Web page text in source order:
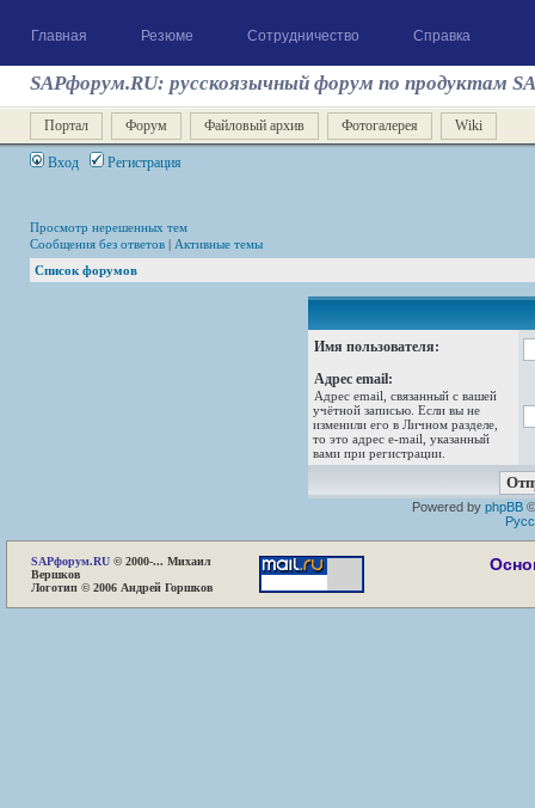
Главная Резюме Сотрудничество Справка
SAPфорум.RU: русскоязычный форум по продуктам
Портал Форум Файловый архив Фотогалерея Wiki
Вход Регистрация
Просмотр нерешенных тем
Сообщения без ответов | Активные темы
Список форумов
Имя пользователя:
Адрес email:
Адрес email, связанный с вашей
учётной записью. Если вы не
изменили его в Личном разделе,
то это адрес e-mail, указанный
вами при регистрации.
Powered by phpBB
SAPфорум.RU © 2000-... Михаил
Вершков
Логотип © 2006 Андрей Горшков